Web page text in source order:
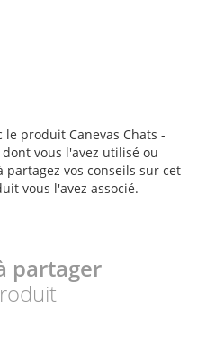
le produit Canevas Chats -
vous l'avez utilisé ou
vos conseils sur cet
vous l'avez associé.
partager